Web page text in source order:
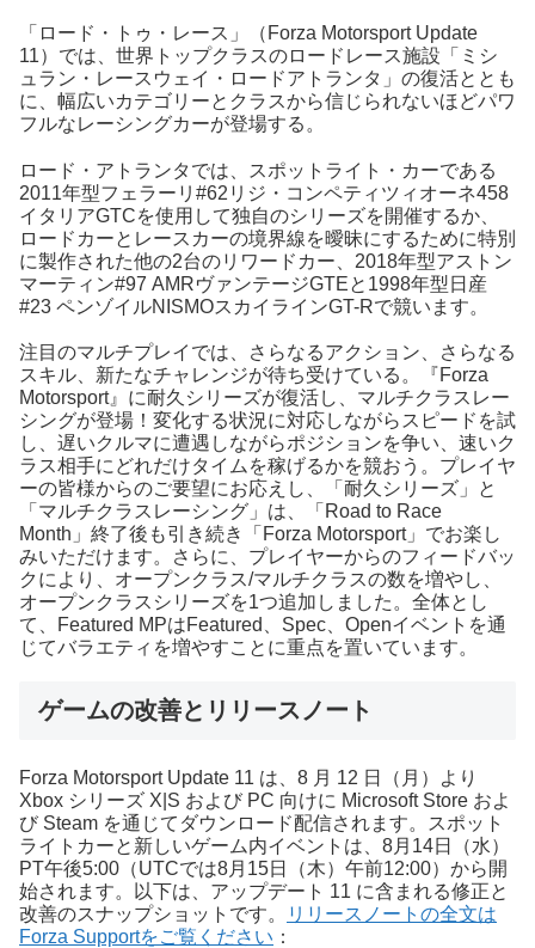
「ロード・トゥ・レース」（Forza Motorsport Update
11）では、世界トップクラスのロードレース施設「ミシ
ュラン・レースウェイ・ロードアトランタ」の復活ととも
に、幅広いカテゴリーとクラスから信じられないほどパワ
フルなレーシングカーが登場する。
ロード・アトランタでは、スポットライト・カーである
2011年型フェラーリ#62リジ・コンペティツィオーネ458
イタリアGTCを使用して独自のシリーズを開催するか、
ロードカーとレースカーの境界線を曖昧にするために特別
に製作された他の2台のリワードカー、2018年型アストン
マーティン#97 AMRヴァンテージGTEと1998年型日産
#23 ペンゾイルNISMOスカイラインGT-Rで競います。
注目のマルチプレイでは、さらなるアクション、さらなる
スキル、新たなチャレンジが待ち受けている。『Forza
Motorsport』に耐久シリーズが復活し、マルチクラスレー
シングが登場！変化する状況に対応しながらスピードを試
し、遅いクルマに遭遇しながらポジションを争い、速いク
ラス相手にどれだけタイムを稼げるかを競おう。プレイヤ
ーの皆様からのご要望にお応えし、「耐久シリーズ」と
「マルチクラスレーシング」は、「Road to Race
Month」終了後も引き続き「Forza Motorsport」でお楽し
みいただけます。さらに、プレイヤーからのフィードバッ
クにより、オープンクラス/マルチクラスの数を増やし、
オープンクラスシリーズを1つ追加しました。全体とし
て、Featured MPはFeatured、Spec、Openイベントを通
じてバラエティを増やすことに重点を置いています。
ゲームの改善とリリースノート
Forza Motorsport Update 11 は、8 月 12 日（月）より
Xbox シリーズ X|S および PC 向けに Microsoft Store およ
び Steam を通じてダウンロード配信されます。スポット
ライトカーと新しいゲーム内イベントは、8月14日（水）
PT午後5:00（UTCでは8月15日（木）午前12:00）から開
始されます。以下は、アップデート 11 に含まれる修正と
改善のスナップショットです。
リリースノートの全文は
Forza Supportをご覧ください ：